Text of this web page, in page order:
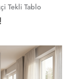
Tekli Tablo